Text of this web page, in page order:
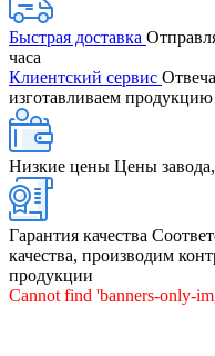
Быстрая доставка
часа
Клиентский сервис
изготавливаем продукцию
Низкие цены Цены завода,
Гарантия качества
качества, производим
продукции
Cannot find 'banners-only-